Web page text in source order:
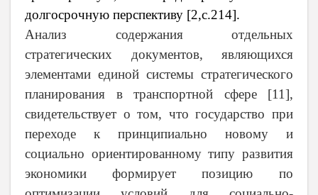
долгосрочную перспективу [2,c.214].
Анализ содержания отдельных
стратегических документов, являющихся
элементами единой системы стратегического
планирования в транспортной сфере [11],
свидетельствует о том, что государство при
переходе к принципиально новому и
социально ориентированному типу развития
экономики
формирует позицию по